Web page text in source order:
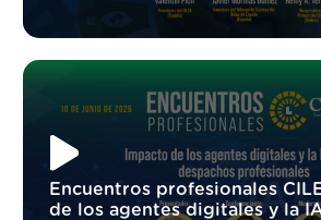
Encuentros profesionales
de los agentes digitales y la